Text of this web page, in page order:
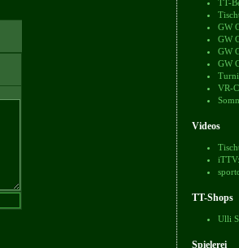
TT-
GW
GW
GW
GW
VR-
Videos
TT-Shops
Ulli
Spielerei